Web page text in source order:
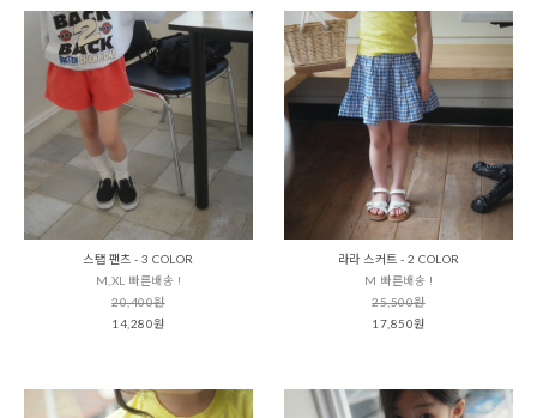
스탭 팬츠 - 3 COLOR
M,XL 빠른배송 !
20,400원
14,280원
라라 스커트 - 2 COLOR
M 빠른배송 !
25,500원
17,850원